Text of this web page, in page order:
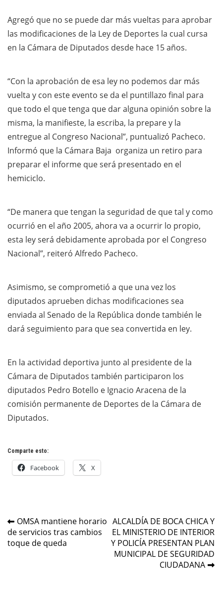
Agregó que no se puede dar más vueltas para aprobar
las modificaciones de la Ley de Deportes la cual cursa
en la Cámara de Diputados desde hace 15 años.
“Con la aprobación de esa ley no podemos dar más
vuelta y con este evento se da el puntillazo final para
que todo el que tenga que dar alguna opinión sobre la
misma, la manifieste, la escriba, la prepare y la
entregue al Congreso Nacional”, puntualizó Pacheco.
Informó que la Cámara Baja organiza un retiro para
preparar el informe que será presentado en el
hemiciclo.
“De manera que tengan la seguridad de que tal y como
ocurrió en el año 2005, ahora va a ocurrir lo propio,
esta ley será debidamente aprobada por el Congreso
Nacional”, reiteró Alfredo Pacheco.
Asimismo, se comprometió a que una vez los
diputados aprueben dichas modificaciones sea
enviada al Senado de la República donde también le
dará seguimiento para que sea convertida en ley.
En la actividad deportiva junto al presidente de la
Cámara de Diputados también participaron los
diputados Pedro Botello e Ignacio Aracena de la
comisión permanente de Deportes de la Cámara de
Diputados.
Comparte esto:
Facebook X
Navegación
de
OMSA mantiene horario
de servicios tras cambios
toque de queda
ALCALDÍA DE BOCA CHICA Y
EL MINISTERIO DE INTERIOR
Y POLICÍA PRESENTAN PLAN
MUNICIPAL DE SEGURIDAD
CIUDADANA